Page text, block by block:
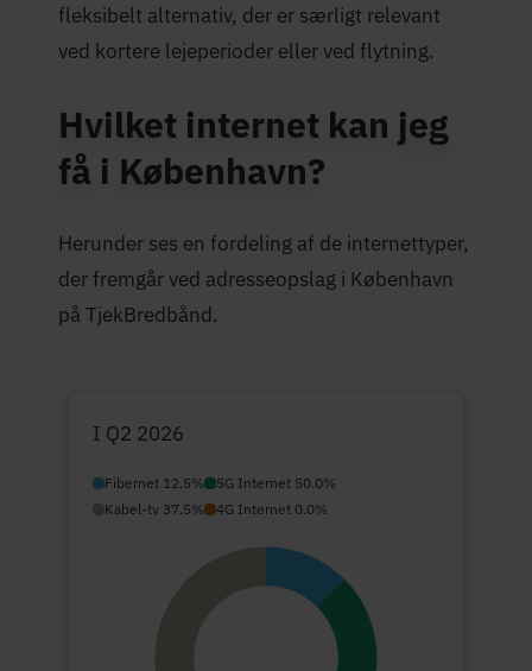
fleksibelt alternativ, der er særligt relevant
ved kortere lejeperioder eller ved flytning.
Hvilket internet kan jeg
få i København?
Herunder ses en fordeling af de internettyper,
der fremgår ved adresseopslag i København
på TjekBredbånd.
I Q2 2026
Fibernet 12.5%
5G Internet 50.0%
Kabel-tv 37.5%
4G Internet 0.0%